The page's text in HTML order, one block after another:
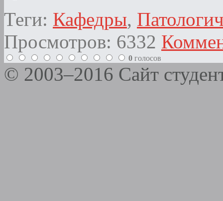
Теги: Кафедры,
Просмотров: 6332
0 голосов
© 2003–2016 Сайт